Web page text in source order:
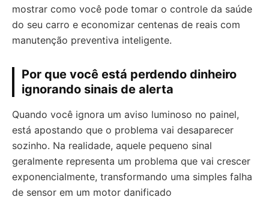
mostrar como você pode tomar o controle da saúde
do seu carro e economizar centenas de reais com
manutenção preventiva inteligente.
Por que você está perdendo dinheiro
ignorando sinais de alerta
Quando você ignora um aviso luminoso no painel,
está apostando que o problema vai desaparecer
sozinho. Na realidade, aquele pequeno sinal
geralmente representa um problema que vai crescer
exponencialmente, transformando uma simples falha
de sensor em um motor danificado